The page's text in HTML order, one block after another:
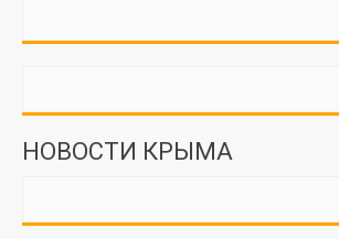
НОВОСТИ КРЫМА